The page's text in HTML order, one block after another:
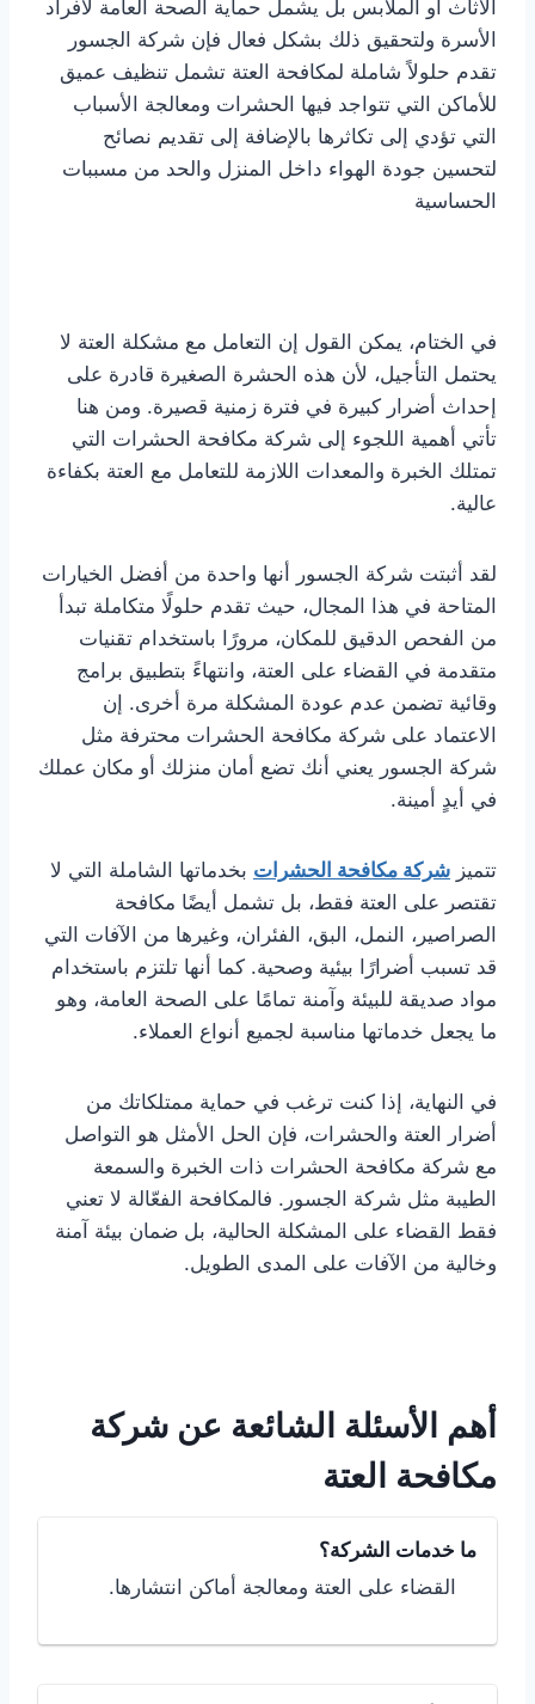
الأثاث أو الملابس بل يشمل حماية الصحة العامة لأفراد
الأسرة ولتحقيق ذلك بشكل فعال فإن شركة الجسور
تقدم حلولاً شاملة لمكافحة العتة تشمل تنظيف عميق
للأماكن التي تتواجد فيها الحشرات ومعالجة الأسباب
التي تؤدي إلى تكاثرها بالإضافة إلى تقديم نصائح
لتحسين جودة الهواء داخل المنزل والحد من مسببات
الحساسية
في الختام، يمكن القول إن التعامل مع مشكلة العتة لا
يحتمل التأجيل، لأن هذه الحشرة الصغيرة قادرة على
إحداث أضرار كبيرة في فترة زمنية قصيرة. ومن هنا
تأتي أهمية اللجوء إلى شركة مكافحة الحشرات التي
تمتلك الخبرة والمعدات اللازمة للتعامل مع العتة بكفاءة
عالية.
لقد أثبتت شركة الجسور أنها واحدة من أفضل الخيارات
المتاحة في هذا المجال، حيث تقدم حلولًا متكاملة تبدأ
من الفحص الدقيق للمكان، مرورًا باستخدام تقنيات
متقدمة في القضاء على العتة، وانتهاءً بتطبيق برامج
وقائية تضمن عدم عودة المشكلة مرة أخرى. إن
الاعتماد على شركة مكافحة الحشرات محترفة مثل
شركة الجسور يعني أنك تضع أمان منزلك أو مكان عملك
في أيدٍ أمينة.
تتميز شركة مكافحة الحشرات بخدماتها الشاملة التي لا
تقتصر على العتة فقط، بل تشمل أيضًا مكافحة
الصراصير، النمل، البق، الفئران، وغيرها من الآفات التي
قد تسبب أضرارًا بيئية وصحية. كما أنها تلتزم باستخدام
مواد صديقة للبيئة وآمنة تمامًا على الصحة العامة، وهو
ما يجعل خدماتها مناسبة لجميع أنواع العملاء.
في النهاية، إذا كنت ترغب في حماية ممتلكاتك من
أضرار العتة والحشرات، فإن الحل الأمثل هو التواصل
مع شركة مكافحة الحشرات ذات الخبرة والسمعة
الطيبة مثل شركة الجسور. فالمكافحة الفعّالة لا تعني
فقط القضاء على المشكلة الحالية، بل ضمان بيئة آمنة
وخالية من الآفات على المدى الطويل.
أهم الأسئلة الشائعة عن شركة
مكافحة العتة
ما خدمات الشركة؟
القضاء على العتة ومعالجة أماكن انتشارها.